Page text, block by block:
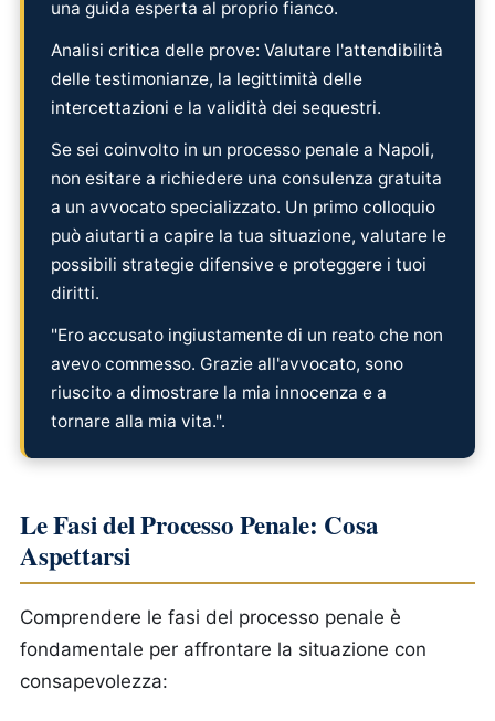
una guida esperta al proprio fianco.
Analisi critica delle prove: Valutare l'attendibilità
delle testimonianze, la legittimità delle
intercettazioni e la validità dei sequestri.
Se sei coinvolto in un processo penale a Napoli,
non esitare a richiedere una consulenza gratuita
a un avvocato specializzato. Un primo colloquio
può aiutarti a capire la tua situazione, valutare le
possibili strategie difensive e proteggere i tuoi
diritti.
"Ero accusato ingiustamente di un reato che non
avevo commesso. Grazie all'avvocato, sono
riuscito a dimostrare la mia innocenza e a
tornare alla mia vita.".
Le Fasi del Processo Penale: Cosa
Aspettarsi
Comprendere le fasi del processo penale è
fondamentale per affrontare la situazione con
consapevolezza: